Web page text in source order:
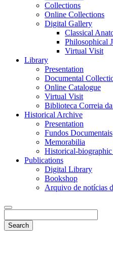
Collections
Online Collections
Digital Gallery
Classical
Philosophical
Virtual Visit
Library
Presentation
Documental
Online Catalogue
Virtual Visit
Biblioteca Correia da
Historical Archive
Presentation
Fundos Documentais
Memorabilia
Historical-
Publications
Digital Library
Bookshop
Arquivo de notícias